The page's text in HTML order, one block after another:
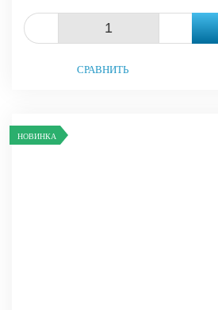
СРАВНИТЬ
НОВИНКА